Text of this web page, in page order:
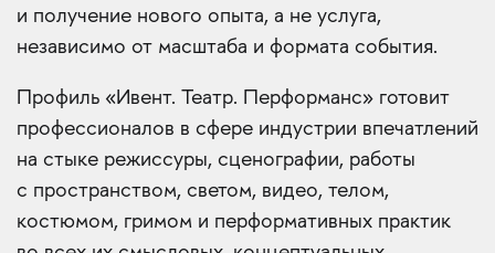
и получение нового опыта, а не услуга,
независимо от масштаба и формата события.
Профиль «Ивент. Театр. Перформанс» готовит
профессионалов в сфере индустрии впечатлений
на стыке режиссуры, сценографии, работы
с пространством, светом, видео, телом,
костюмом, гримом и перформативных практик